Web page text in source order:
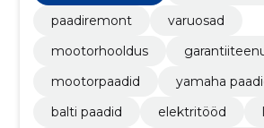
paadiremont
varuosad
mootorhooldus
mootorpaadid
yamaha
balti paadid
elektritööd